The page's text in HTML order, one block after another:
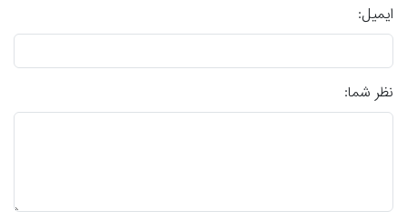
ایمیل:
نظر شما: